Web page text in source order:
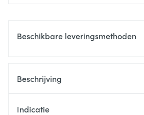
Beschikbare leveringsmethoden
Beschrijving
Indicatie